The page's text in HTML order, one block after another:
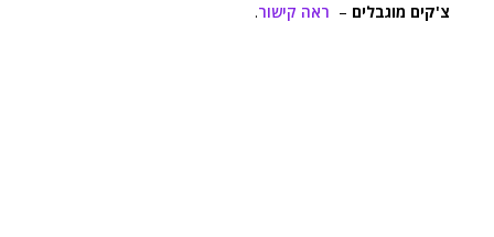
צ'קים מוגבלים – ראה קישור.